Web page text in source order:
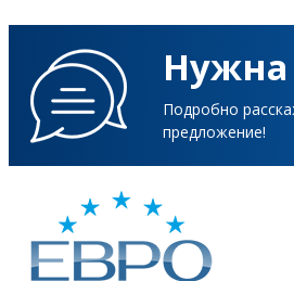
Нужна
Подробно
предложение!